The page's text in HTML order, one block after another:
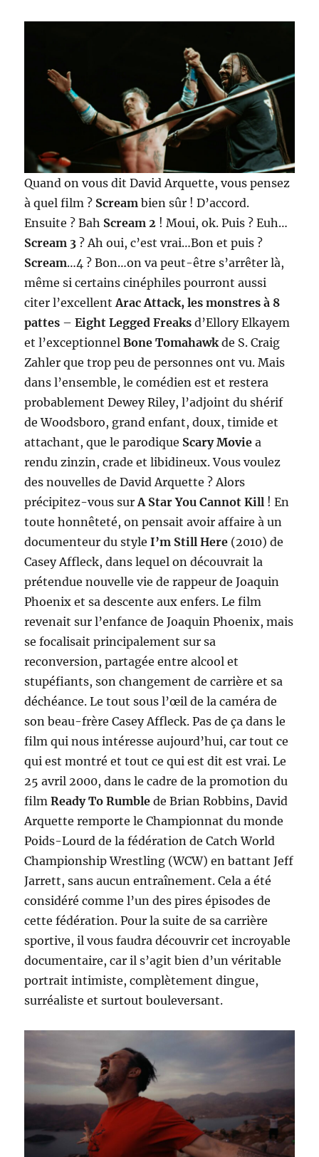
Quand on vous dit David Arquette, vous pensez
à quel film ? Scream bien sûr ! D’accord.
Ensuite ? Bah Scream 2 ! Moui, ok. Puis ? Euh…
Scream 3 ? Ah oui, c’est vrai…Bon et puis ?
Scream…4 ? Bon…on va peut-être s’arrêter là,
même si certains cinéphiles pourront aussi
citer l’excellentArac Attack, les monstres à 8
pattes – Eight Legged Freaksd’Ellory Elkayem
et l’exceptionnelBone Tomahawkde S. Craig
Zahler que trop peu de personnes ont vu. Mais
dans l’ensemble, le comédien est et restera
probablement Dewey Riley, l’adjoint du shérif
de Woodsboro, grand enfant, doux, timide et
attachant, que le parodique Scary Moviea
rendu zinzin, crade et libidineux. Vous voulez
des nouvelles de David Arquette ? Alors
précipitez-vous surA Star You Cannot Kill ! En
toute honnêteté, on pensait avoir affaire à un
documenteur du styleI’m Still Here (2010) de
Casey Affleck, dans lequel on découvrait la
prétendue nouvelle vie de rappeur de Joaquin
Phoenix et sa descente aux enfers. Le film
revenait sur l’enfance de Joaquin Phoenix, mais
se focalisait principalement sur sa
reconversion, partagée entre alcool et
stupéfiants, son changement de carrière et sa
déchéance. Le tout sous l’œil de la caméra de
son beau-frère Casey Affleck. Pas de ça dans le
film qui nous intéresse aujourd’hui, car tout ce
qui est montré et tout ce qui est dit est vrai. Le
25 avril 2000, dans le cadre de la promotion du
filmReady To Rumble de Brian Robbins, David
Arquette remporte le Championnat du monde
Poids-Lourd de la fédération de Catch World
Championship Wrestling (WCW) en battant Jeff
Jarrett, sans aucun entraînement. Cela a été
considéré comme l’un des pires épisodes de
cette fédération. Pour la suite de sa carrière
sportive, il vous faudra découvrir cet incroyable
documentaire, car il s’agit bien d’un véritable
portrait intimiste, complètement dingue,
surréaliste et surtout bouleversant.